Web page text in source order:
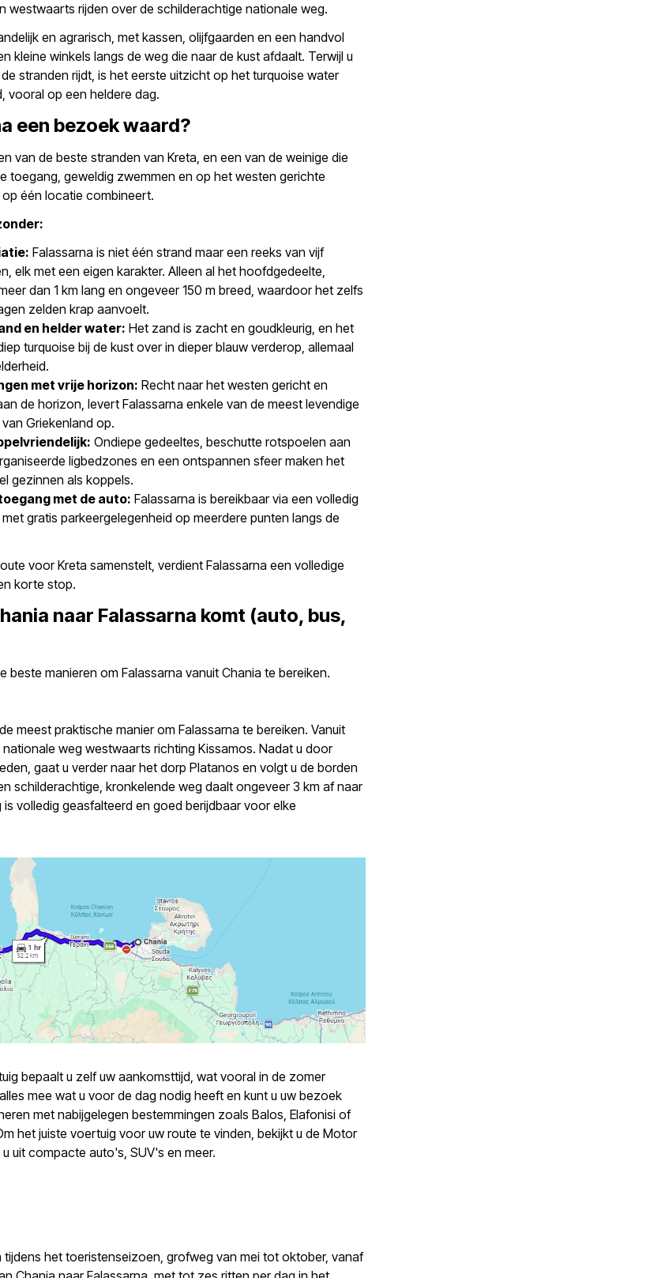
westwaarts rijden over de schilderachtige nationale weg.
en agrarisch, met kassen, olijfgaarden en een handvol
kleine winkels langs de weg die naar de kust afdaalt. Terwijl u
stranden rijdt, is het eerste uitzicht op het turquoise water
vooral op een heldere dag.
een bezoek waard?
van de beste stranden van Kreta, en een van de weinige die
toegang, geweldig zwemmen en op het westen gerichte
één locatie combineert.
Falassarna is niet één strand maar een reeks van vijf
elk met een eigen karakter. Alleen al het hoofdgedeelte,
dan 1 km lang en ongeveer 150 m breed, waardoor het zelfs
zelden krap aanvoelt.
en helder water: Het zand is zacht en goudkleurig, en het
turquoise bij de kust over in dieper blauw verderop, allemaal
met vrije horizon: Recht naar het westen gericht en
de horizon, levert Falassarna enkele van de meest levendige
Griekenland op.
Ondiepe gedeeltes, beschutte rotspoelen aan
ligbedzones en een ontspannen sfeer maken het
gezinnen als koppels.
met de auto: Falassarna is bereikbaar via een volledig
gratis parkeergelegenheid op meerdere punten langs de
voor Kreta samenstelt, verdient Falassarna een volledige
korte stop.
naar Falassarna komt (auto, bus,
beste manieren om Falassarna vanuit Chania te bereiken.
meest praktische manier om Falassarna te bereiken. Vanuit
nationale weg westwaarts richting Kissamos. Nadat u door
gaat u verder naar het dorp Platanos en volgt u de borden
schilderachtige, kronkelende weg daalt ongeveer 3 km af naar
is volledig geasfalteerd en goed berijdbaar voor elke
bepaalt u zelf uw aankomsttijd, wat vooral in de zomer
mee wat u voor de dag nodig heeft en kunt u uw bezoek
met nabijgelegen bestemmingen zoals Balos, Elafonisi of
het juiste voertuig voor uw route te vinden, bekijkt u de Motor
uit compacte auto's, SUV's en meer.
tijdens het toeristenseizoen, grofweg van mei tot oktober, vanaf